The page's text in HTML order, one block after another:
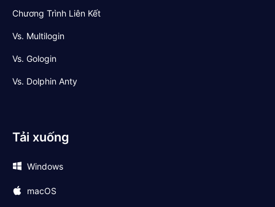
Chương Trình Liên Kết
Vs. Multilogin
Vs. Gologin
Vs. Dolphin Anty
Tải xuống
Windows
macOS